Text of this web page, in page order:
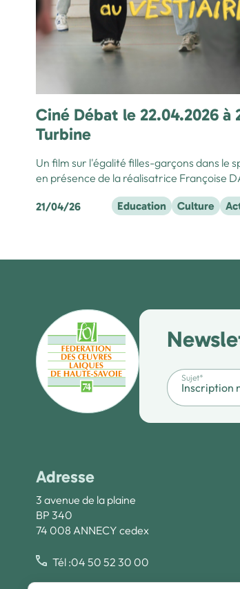
Ciné Débat le 22.04.2026 à
Turbine
Un film sur l'égalité filles-garçons dans le
en présence de la réalisatrice Françoise
21/04/26 Education Culture
Sujet*
Adresse
3 avenue de la plaine
BP 340
74 008 ANNECY cedex
Tél :04 50 52 30 00